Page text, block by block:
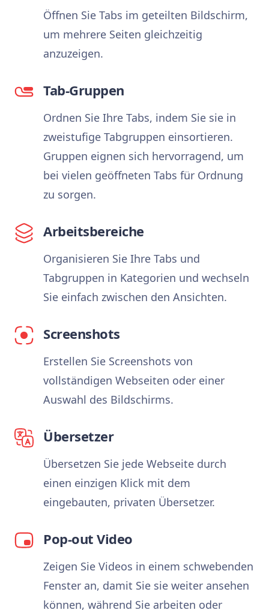
Öffnen Sie Tabs im geteilten Bildschirm,
um mehrere Seiten gleichzeitig
anzuzeigen.
Tab-Gruppen
Ordnen Sie Ihre Tabs, indem Sie sie in
zweistufige Tabgruppen einsortieren.
Gruppen eignen sich hervorragend, um
bei vielen geöffneten Tabs für Ordnung
zu sorgen.
Arbeitsbereiche
Organisieren Sie Ihre Tabs und
Tabgruppen in Kategorien und wechseln
Sie einfach zwischen den Ansichten.
Screenshots
Erstellen Sie Screenshots von
vollständigen Webseiten oder einer
Auswahl des Bildschirms.
Übersetzer
Übersetzen Sie jede Webseite durch
einen einzigen Klick mit dem
eingebauten, privaten Übersetzer.
Pop-out Video
Zeigen Sie Videos in einem schwebenden
Fenster an, damit Sie sie weiter ansehen
können, während Sie arbeiten oder